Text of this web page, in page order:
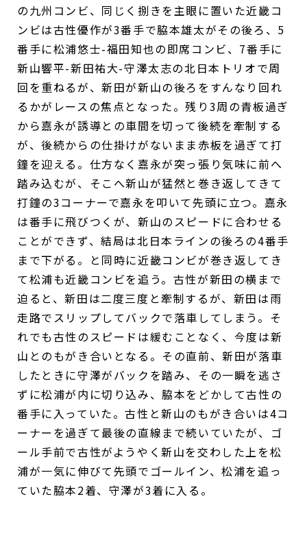
の九州コンビ、同じく捌きを主眼に置いた近畿コ
ンビは古性優作が3番手で脇本雄太がその後ろ、5
番手に松浦悠士-福田知也の即席コンビ、7番手に
新山響平-新田祐大-守澤太志の北日本トリオで周
回を重ねるが、新田が新山の後ろをすんなり回れ
るかがレースの焦点となった。残り3周の青板過ぎ
から嘉永が誘導との車間を切って後続を牽制する
が、後続からの仕掛けがないまま赤板を過ぎて打
鐘を迎える。仕方なく嘉永が突っ張り気味に前へ
踏み込むが、そこへ新山が猛然と巻き返してきて
打鐘の3コーナーで嘉永を叩いて先頭に立つ。嘉永
は番手に飛びつくが、新山のスピードに合わせる
ことができず、結局は北日本ラインの後ろの4番手
まで下がる。と同時に近畿コンビが巻き返してき
て松浦も近畿コンビを追う。古性が新田の横まで
迫ると、新田は二度三度と牽制するが、新田は雨
走路でスリップしてバックで落車してしまう。そ
れでも古性のスピードは緩むことなく、今度は新
山とのもがき合いとなる。その直前、新田が落車
したときに守澤がバックを踏み、その一瞬を逃さ
ずに松浦が内に切り込み、脇本をどかして古性の
番手に入っていた。古性と新山のもがき合いは4コ
ーナーを過ぎて最後の直線まで続いていたが、ゴ
ール手前で古性がようやく新山を交わした上を松
浦が一気に伸びて先頭でゴールイン、松浦を追っ
ていた脇本2着、守澤が3着に入る。